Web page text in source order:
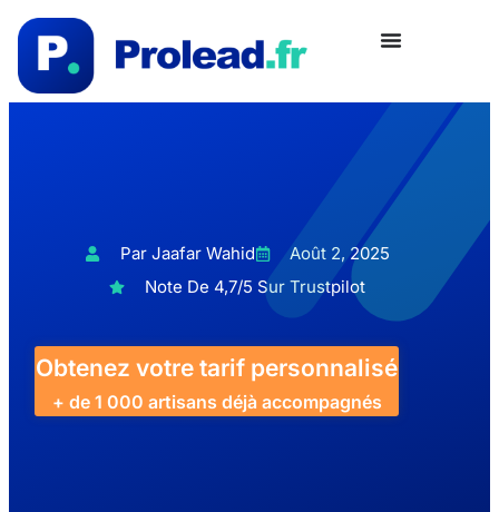
Par Jaafar Wahid
Août 2, 2025
Note De 4,7/5 Sur Trustpilot
Obtenez votre tarif personnalisé
+ de 1 000 artisans déjà accompagnés